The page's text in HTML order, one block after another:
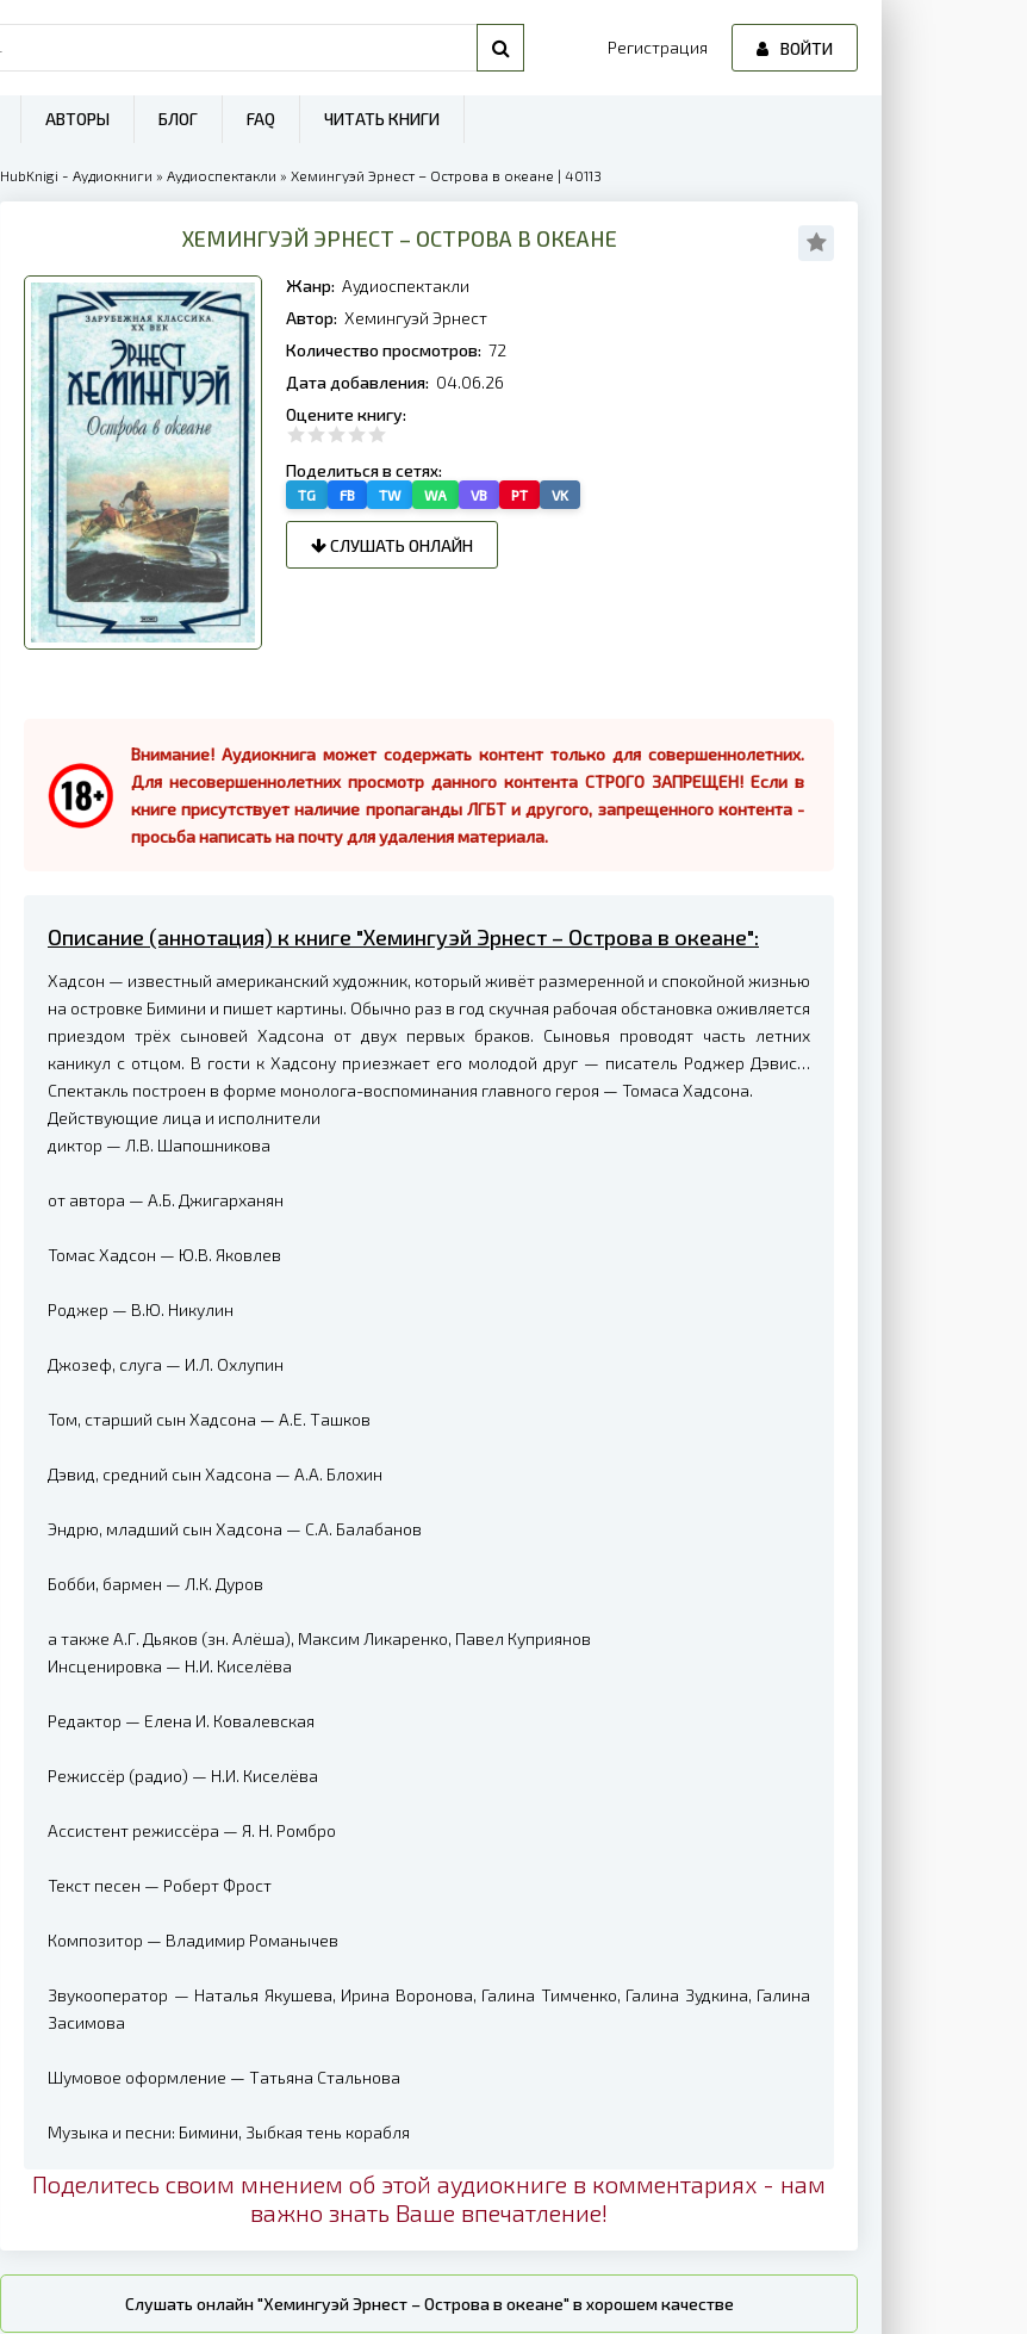
Регистрация ВОЙТИ
АВТОРЫ БЛОГ FAQ ЧИТАТЬ КНИГИ
HubKnigi - Аудиокниги » Аудиоспектакли » Хемингуэй Эрнест – Острова в океане | 40113
ХЕМИНГУЭЙ ЭРНЕСТ – ОСТРОВА В ОКЕАНЕ
Жанр: Аудиоспектакли
Автор: Хемингуэй Эрнест
Количество просмотров: 72
Дата добавления: 04.06.26
Оцените книгу:
Поделиться в сетях:
TG FB TW WA VB PT VK
СЛУШАТЬ ОНЛАЙН
Внимание! Аудиокнига может содержать контент только для совершеннолетних.
Для несовершеннолетних просмотр данного контента СТРОГО ЗАПРЕЩЕН! Если в
книге присутствует наличие пропаганды ЛГБТ и другого, запрещенного контента -
просьба написать на почту для удаления материала.
Описание (аннотация) к книге "Хемингуэй Эрнест – Острова в океане":
Хадсон — известный американский художник, который живёт размеренной и спокойной жизнью
на островке Бимини и пишет картины. Обычно раз в год скучная рабочая обстановка оживляется
приездом трёх сыновей Хадсона от двух первых браков. Сыновья проводят часть летних
каникул с отцом. В гости к Хадсону приезжает его молодой друг — писатель Роджер Дэвис…
Спектакль построен в форме монолога-воспоминания главного героя — Томаса Хадсона.
Действующие лица и исполнители
диктор — Л.В. Шапошникова
от автора — А.Б. Джигарханян
Томас Хадсон — Ю.В. Яковлев
Роджер — В.Ю. Никулин
Джозеф, слуга — И.Л. Охлупин
Том, старший сын Хадсона — А.Е. Ташков
Дэвид, средний сын Хадсона — А.А. Блохин
Эндрю, младший сын Хадсона — С.А. Балабанов
Бобби, бармен — Л.К. Дуров
а также А.Г. Дьяков (зн. Алёша), Максим Ликаренко, Павел Куприянов
Инсценировка — Н.И. Киселёва
Редактор — Елена И. Ковалевская
Режиссёр (радио) — Н.И. Киселёва
Ассистент режиссёра — Я. Н. Ромбро
Текст песен — Роберт Фрост
Композитор — Владимир Романычев
Звукооператор — Наталья Якушева, Ирина Воронова, Галина Тимченко, Галина Зудкина, Галина
Засимова
Шумовое оформление — Татьяна Стальнова
Музыка и песни: Бимини, Зыбкая тень корабля
Поделитесь своим мнением об этой аудиокниге в комментариях - нам
важно знать Ваше впечатление!
Слушать онлайн "Хемингуэй Эрнест – Острова в океане" в хорошем качестве